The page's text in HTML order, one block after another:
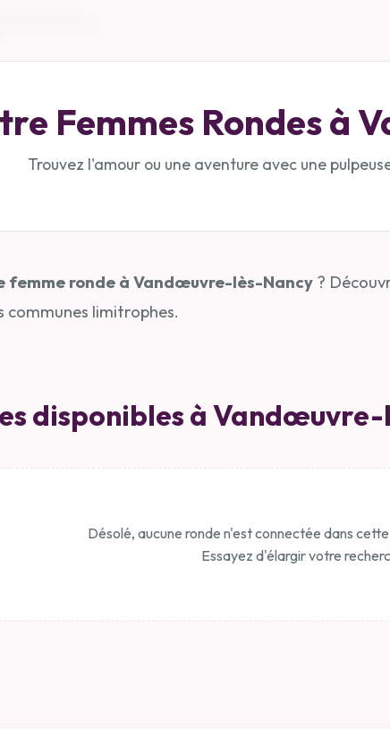
Femmes Rondes à
Trouvez l'amour ou une aventure avec une
femme ronde à Vandœuvre-lès-Nancy ?
limitrophes.
disponibles à
Désolé, aucune ronde n'est connectée dans
Essayez d'élargir votre